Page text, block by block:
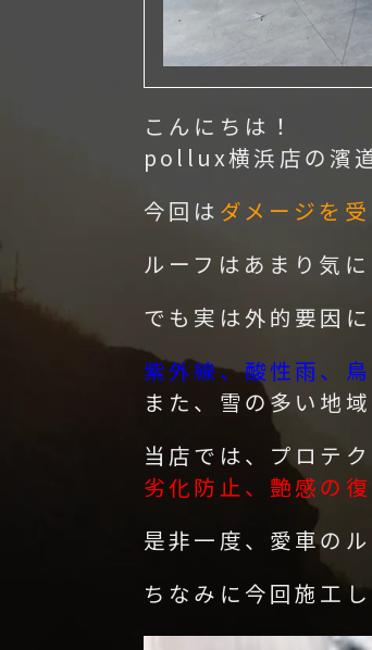
こんにちは！
pollux横浜店の濱道
今回は ダメージを
ルーフはあまり気
でも実は外的要因
紫外線、酸性雨、
また、雪の多い地
当店では、プロテ
劣化防止、艶感の
是非一度、愛車の
ちなみに今回施工